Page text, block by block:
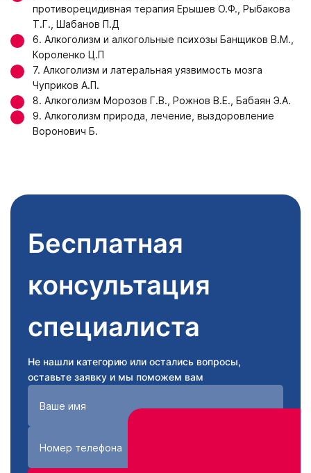
противорецидивная терапия Ерышев О.Ф., Рыбакова
Т.Г., Шабанов П.Д
6. Алкоголизм и алкогольные психозы Банщиков В.М.,
Короленко Ц.П
7. Алкоголизм и латеральная уязвимость мозга
Чуприков А.П.
8. Алкоголизм Морозов Г.В., Рожнов В.Е., Бабаян Э.А.
9. Алкоголизм природа, лечение, выздоровление
Воронович Б.
Бесплатная
консультация
специалиста
Не нашли категорию или остались вопросы,
оставьте заявку и мы поможем вам